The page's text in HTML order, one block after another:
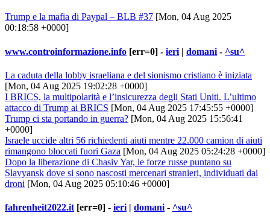
Trump e la mafia di Paypal – BLB #37 [Mon, 04 Aug 2025
00:18:58 +0000]
www.controinformazione.info [err=0] - ieri | domani - ^su^
La caduta della lobby israeliana e del sionismo cristiano è iniziata
[Mon, 04 Aug 2025 19:02:28 +0000]
I BRICS, la multipolarità e l’insicurezza degli Stati Uniti. L’ultimo
attacco di Trump ai BRICS [Mon, 04 Aug 2025 17:45:55 +0000]
Trump ci sta portando in guerra? [Mon, 04 Aug 2025 15:56:41
+0000]
Israele uccide altri 56 richiedenti aiuti mentre 22.000 camion di aiuti
rimangono bloccati fuori Gaza [Mon, 04 Aug 2025 05:24:28 +0000]
Dopo la liberazione di Chasiv Yar, le forze russe puntano su
Slavyansk dove si sono nascosti mercenari stranieri, individuati dai
droni [Mon, 04 Aug 2025 05:10:46 +0000]
fahrenheit2022.it [err=0] - ieri | domani - ^su^